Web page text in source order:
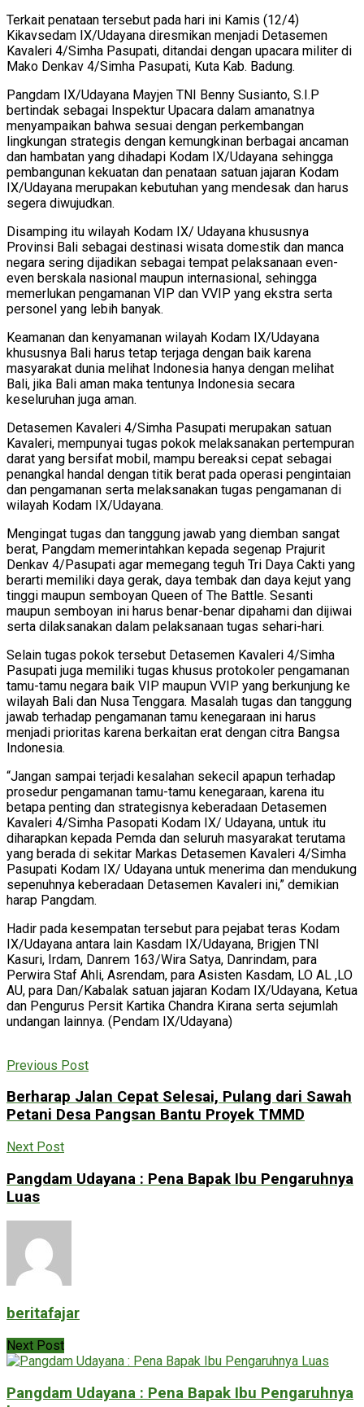
Terkait penataan tersebut pada hari ini Kamis (12/4)
Kikavsedam IX/Udayana diresmikan menjadi Detasemen
Kavaleri 4/Simha Pasupati, ditandai dengan upacara militer di
Mako Denkav 4/Simha Pasupati, Kuta Kab. Badung.
Pangdam IX/Udayana Mayjen TNI Benny Susianto, S.I.P
bertindak sebagai Inspektur Upacara dalam amanatnya
menyampaikan bahwa sesuai dengan perkembangan
lingkungan strategis dengan kemungkinan berbagai ancaman
dan hambatan yang dihadapi Kodam IX/Udayana sehingga
pembangunan kekuatan dan penataan satuan jajaran Kodam
IX/Udayana merupakan kebutuhan yang mendesak dan harus
segera diwujudkan.
Disamping itu wilayah Kodam IX/ Udayana khususnya
Provinsi Bali sebagai destinasi wisata domestik dan manca
negara sering dijadikan sebagai tempat pelaksanaan even-
even berskala nasional maupun internasional, sehingga
memerlukan pengamanan VIP dan VVIP yang ekstra serta
personel yang lebih banyak.
Keamanan dan kenyamanan wilayah Kodam IX/Udayana
khususnya Bali harus tetap terjaga dengan baik karena
masyarakat dunia melihat Indonesia hanya dengan melihat
Bali, jika Bali aman maka tentunya Indonesia secara
keseluruhan juga aman.
Detasemen Kavaleri 4/Simha Pasupati merupakan satuan
Kavaleri, mempunyai tugas pokok melaksanakan pertempuran
darat yang bersifat mobil, mampu bereaksi cepat sebagai
penangkal handal dengan titik berat pada operasi pengintaian
dan pengamanan serta melaksanakan tugas pengamanan di
wilayah Kodam IX/Udayana.
Mengingat tugas dan tanggung jawab yang diemban sangat
berat, Pangdam memerintahkan kepada segenap Prajurit
Denkav 4/Pasupati agar memegang teguh Tri Daya Cakti yang
berarti memiliki daya gerak, daya tembak dan daya kejut yang
tinggi maupun semboyan Queen of The Battle. Sesanti
maupun semboyan ini harus benar-benar dipahami dan dijiwai
serta dilaksanakan dalam pelaksanaan tugas sehari-hari.
Selain tugas pokok tersebut Detasemen Kavaleri 4/Simha
Pasupati juga memiliki tugas khusus protokoler pengamanan
tamu-tamu negara baik VIP maupun VVIP yang berkunjung ke
wilayah Bali dan Nusa Tenggara. Masalah tugas dan tanggung
jawab terhadap pengamanan tamu kenegaraan ini harus
menjadi prioritas karena berkaitan erat dengan citra Bangsa
Indonesia.
“Jangan sampai terjadi kesalahan sekecil apapun terhadap
prosedur pengamanan tamu-tamu kenegaraan, karena itu
betapa penting dan strategisnya keberadaan Detasemen
Kavaleri 4/Simha Pasopati Kodam IX/ Udayana, untuk itu
diharapkan kepada Pemda dan seluruh masyarakat terutama
yang berada di sekitar Markas Detasemen Kavaleri 4/Simha
Pasupati Kodam IX/ Udayana untuk menerima dan mendukung
sepenuhnya keberadaan Detasemen Kavaleri ini,” demikian
harap Pangdam.
Hadir pada kesempatan tersebut para pejabat teras Kodam
IX/Udayana antara lain Kasdam IX/Udayana, Brigjen TNI
Kasuri, Irdam, Danrem 163/Wira Satya, Danrindam, para
Perwira Staf Ahli, Asrendam, para Asisten Kasdam, LO AL ,LO
AU, para Dan/Kabalak satuan jajaran Kodam IX/Udayana, Ketua
dan Pengurus Persit Kartika Chandra Kirana serta sejumlah
undangan lainnya. (Pendam IX/Udayana)
Previous Post
Berharap Jalan Cepat Selesai, Pulang dari Sawah
Petani Desa Pangsan Bantu Proyek TMMD
Next Post
Pangdam Udayana : Pena Bapak Ibu Pengaruhnya
Luas
beritafajar
Next Post
Pangdam Udayana : Pena Bapak Ibu Pengaruhnya